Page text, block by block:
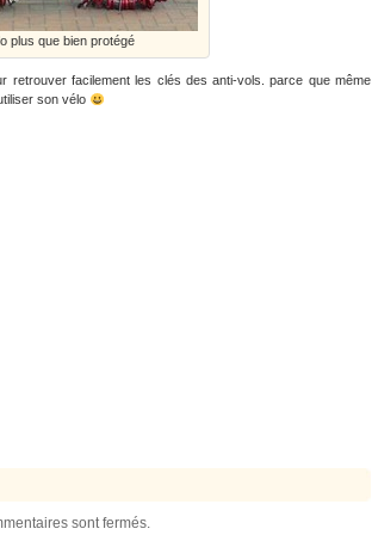
plus que bien protégé
retrouver facilement les clés des anti-vols. parce que même
son vélo
sont fermés.